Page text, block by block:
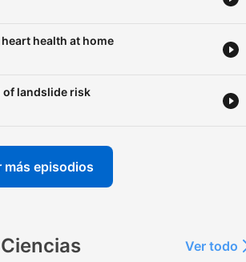
health at home
landslide risk
más episodios
Ver todo